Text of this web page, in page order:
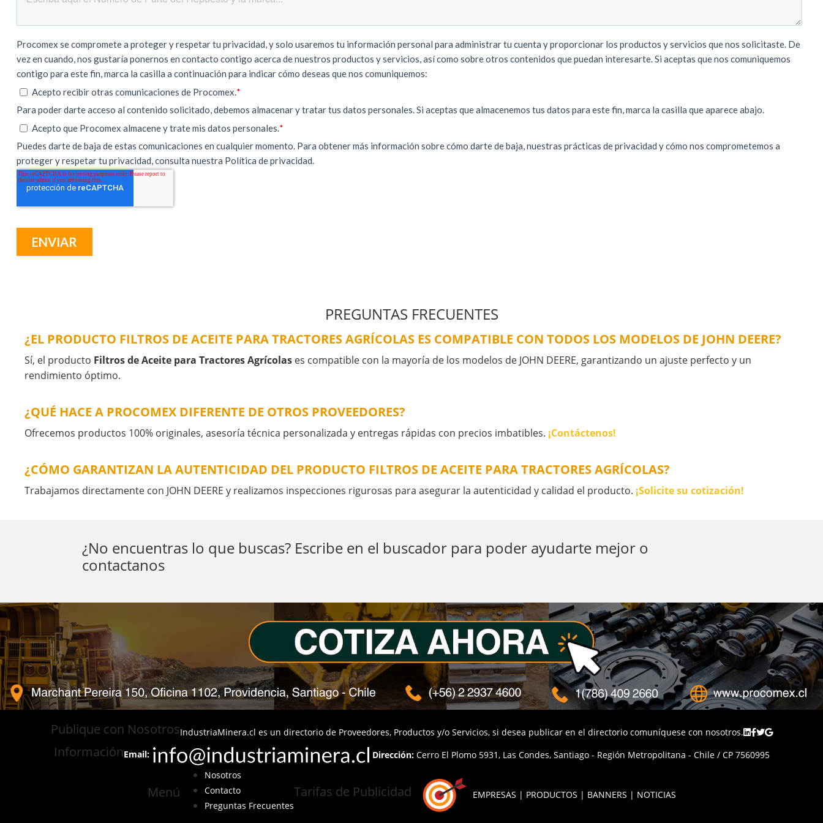
PREGUNTAS FRECUENTES
¿EL PRODUCTO FILTROS DE ACEITE PARA TRACTORES AGRÍCOLAS ES COMPATIBLE CON TODOS LOS MODELOS DE JOHN DEERE?
Sí, el producto Filtros de Aceite para Tractores Agrícolas es compatible con la mayoría de los modelos de JOHN DEERE, garantizando un ajuste perfecto y un
rendimiento óptimo.
¿QUÉ HACE A PROCOMEX DIFERENTE DE OTROS PROVEEDORES?
Ofrecemos productos 100% originales, asesoría técnica personalizada y entregas rápidas con precios imbatibles. ¡Contáctenos!
¿CÓMO GARANTIZAN LA AUTENTICIDAD DEL PRODUCTO FILTROS DE ACEITE PARA TRACTORES AGRÍCOLAS?
Trabajamos directamente con JOHN DEERE y realizamos inspecciones rigurosas para asegurar la autenticidad y calidad el producto. ¡Solicite su cotización!
¿No encuentras lo que buscas? Escribe en el buscador para poder ayudarte mejor o
contactanos
Publique con NosotrosIndustriaMinera.cl es un directorio de Proveedores, Productos y/o Servicios, si desea publicar en el directorio comuníquese con nosotros.
InformaciónEmail: Dirección:Cerro El Plomo 5931, Las Condes, Santiago - Región Metropolitana - Chile / CP 7560995
Menú
Nosotros
Contacto
Preguntas Frecuentes
Tarifas de Publicidad EMPRESAS | PRODUCTOS | BANNERS | NOTICIAS